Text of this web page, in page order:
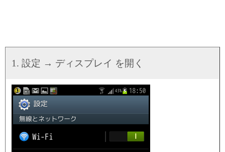
1. 設定 → ディスプレイ を開く